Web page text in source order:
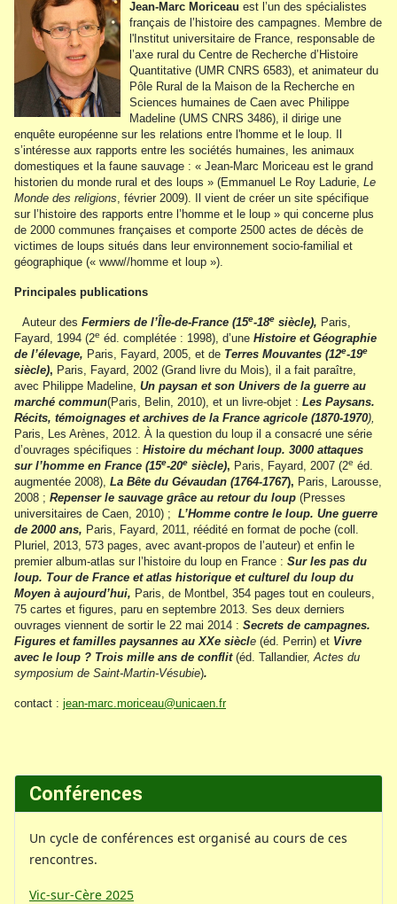
Jean-Marc Moriceau est l’un des spécialistes
français de l’histoire des campagnes. Membre de
l'Institut universitaire de France, responsable de
l’axe rural du Centre de Recherche d’Histoire
Quantitative (UMR CNRS 6583), et animateur du
Pôle Rural de la Maison de la Recherche en
Sciences humaines de Caen avec Philippe
Madeline (UMS CNRS 3486), il dirige une
enquête européenne sur les relations entre l'homme et le loup. Il
s’intéresse aux rapports entre les sociétés humaines, les animaux
domestiques et la faune sauvage : « Jean-Marc Moriceau est le grand
historien du monde rural et des loups » (Emmanuel Le Roy Ladurie, Le
Monde des religions , février 2009). Il vient de créer un site spécifique
sur l’histoire des rapports entre l’homme et le loup » qui concerne plus
de 2000 communes françaises et comporte 2500 actes de décès de
victimes de loups situés dans leur environnement socio-familial et
géographique (« www//homme et loup »).
Principales publications
Auteur desFermiers de l’Île-de-France (15e-18e siècle), Paris,
Fayard, 1994 (2e éd. complétée : 1998), d’une Histoire et Géographie
de l’élevage, Paris, Fayard, 2005, et de Terres Mouvantes (12e-19e
siècle), Paris, Fayard, 2002 (Grand livre du Mois), il a fait paraître,
avec Philippe Madeline, Un paysan et son Univers de la guerre au
marché commun(Paris, Belin, 2010), et un livre-objet : Les Paysans.
Récits, témoignages et archives de la France agricole (1870-1970),
Paris, Les Arènes, 2012. À la question du loup il a consacré une série
d’ouvrages spécifiques : Histoire du méchant loup. 3000 attaques
sur l’homme en France (15e-20e siècle), Paris, Fayard, 2007 (2e éd.
augmentée 2008), La Bête du Gévaudan (1764-1767), Paris, Larousse,
2008 ; Repenser le sauvage grâce au retour du loup (Presses
universitaires de Caen, 2010) ; L’Homme contre le loup. Une guerre
de 2000 ans, Paris, Fayard, 2011, réédité en format de poche (coll.
Pluriel, 2013, 573 pages, avec avant-propos de l’auteur) et enfin le
premier album-atlas sur l’histoire du loup en France : Sur les pas du
loup. Tour de France et atlas historique et culturel du loup du
Moyen à aujourd’hui, Paris, de Montbel, 354 pages tout en couleurs,
75 cartes et figures, paru en septembre 2013. Ses deux derniers
ouvrages viennent de sortir le 22 mai 2014 : Secrets de campagnes.
Figures et familles paysannes au XXe siècle (éd. Perrin) et Vivre
avec le loup ? Trois mille ans de conflit(éd. Tallandier, Actes du
symposium de Saint-Martin-Vésubie).
contact : jean-marc.moriceau@unicaen.fr
Conférences
Un cycle de conférences est organisé au cours de ces
rencontres.
Vic-sur-Cère 2025